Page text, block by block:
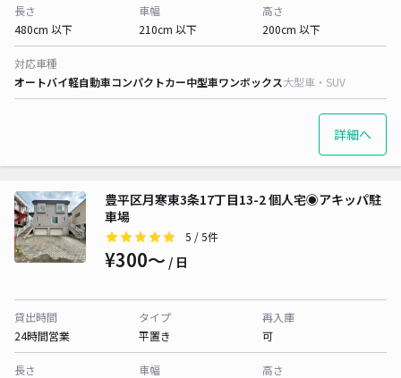
長さ
480cm 以下
車幅
210cm 以下
高さ
200cm 以下
対応車種
オートバイ軽自動車コンパクトカー中型車ワンボックス大型車・SUV
詳細へ
豊平区月寒東3条17丁目13-2 個人宅◉アキッパ駐
車場
5 / 5件
¥300〜 / 日
貸出時間
24時間営業
タイプ
平置き
再入庫
可
長さ
車幅
高さ